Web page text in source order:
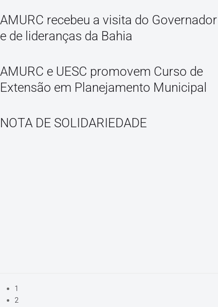
AMURC recebeu a visita do Governador
e de lideranças da Bahia
AMURC e UESC promovem Curso de
Extensão em Planejamento Municipal
NOTA DE SOLIDARIEDADE
1
2